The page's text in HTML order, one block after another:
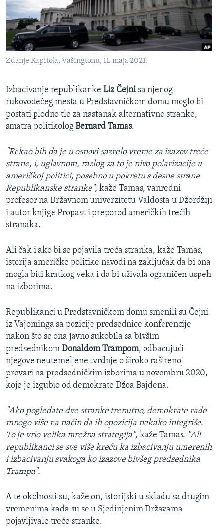
SPORT
INTERVJU
Zdanje Kapitola, Vašingtonu, 11. maja 2021.
Izbacivanje republikanke Liz Čejnisa njenog
rukovodećeg mesta u Predstavničkom domu moglo bi
postati plodno tle za nastanak alternativne stranke,
smatra politikolog Bernard Tamas.
"Rekao bih da je u osnovi sazrelo vreme za izazov treće
strane, i, uglavnom, razlog za to je nivo polarizacije u
američkoj politici, posebno u pokretu s desne strane
Republikanske stranke", kaže Tamas, vanredni
profesor na Državnom univerzitetu Valdosta u Džordžiji
i autor knjige Propast i preporod američkih trećih
stranaka.
Ali čak i ako bi se pojavila treća stranka, kaže Tamas,
istorija američke politike navodi na zaključak da bi ona
mogla biti kratkog veka i da bi uživala ograničen uspeh
na izborima.
Republikanci u Predstavničkom domu smenili su Čejni
iz Vajominga sa pozicije predsednice konferencije
nakon što se ona javno sukobila sa bivšim
predsednikom Donaldom Trampom, odbacujući
njegove neutemeljene tvrdnje o široko raširenoj
prevari na predsedničkim izborima u novembru 2020,
koje je izgubio od demokrate Džoa Bajdena.
"Ako pogledate dve stranke trenutno, demokrate rade
mnogo više na način da ih opozicija nekako integriše.
To je vrlo velika mrežna strategija", kaže Tamas. "Ali
republikanci se sve više kreću ka izbacivanju umerenih
i izbacivanju svakoga ko izazove bivšeg predsednika
Trampa".
A te okolnosti su, kaže on, istorijski u skladu sa drugim
vremenima kada su se u Sjedinjenim Državama
pojavljivale treće stranke.